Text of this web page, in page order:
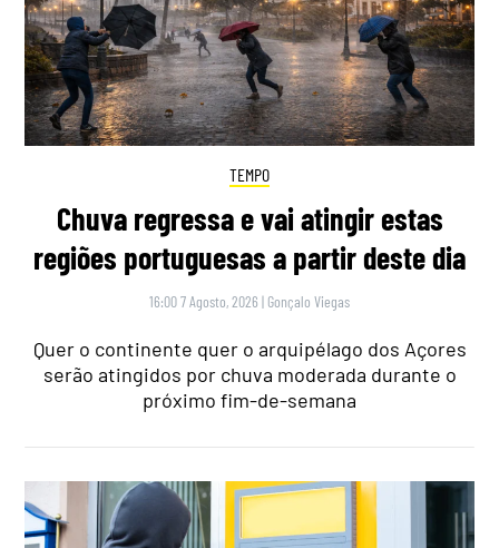
TEMPO
Chuva regressa e vai atingir estas
regiões portuguesas a partir deste dia
16:00 7 Agosto, 2026 | Gonçalo Viegas
Quer o continente quer o arquipélago dos Açores
serão atingidos por chuva moderada durante o
próximo fim-de-semana